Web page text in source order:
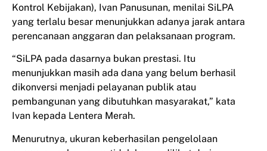
Kontrol Kebijakan), Ivan Panusunan, menilai SiLPA
yang terlalu besar menunjukkan adanya jarak antara
perencanaan anggaran dan pelaksanaan program.
“SiLPA pada dasarnya bukan prestasi. Itu
menunjukkan masih ada dana yang belum berhasil
dikonversi menjadi pelayanan publik atau
pembangunan yang dibutuhkan masyarakat,” kata
Ivan kepada Lentera Merah.
Menurutnya, ukuran keberhasilan pengelolaan